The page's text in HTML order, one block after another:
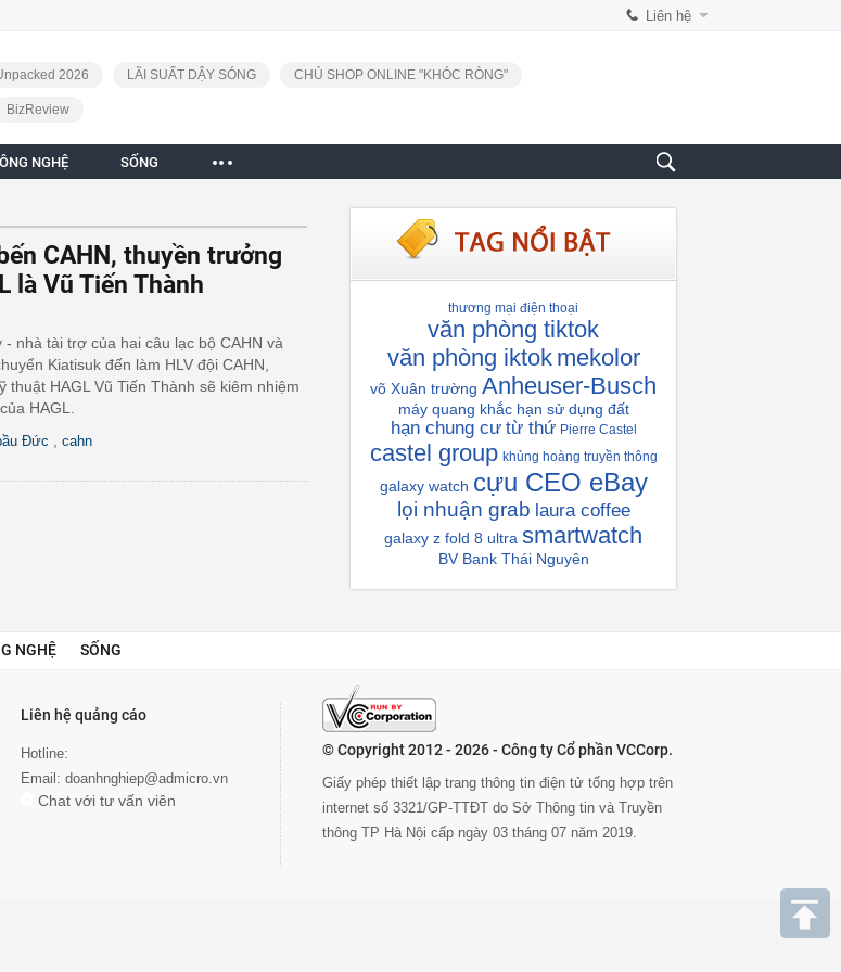
Liên hệ
2026 LÃI SUẤT DẬY SÓNG CHỦ SHOP ONLINE "KHÓC RÒNG"
BizReview
NGHỆ SỐNG
CAHN, thuyền trưởng
là Vũ Tiến Thành
nhà tài trợ của hai câu lạc bộ CAHN và
Kiatisuk đến làm HLV đội CAHN,
thuật HAGL Vũ Tiến Thành sẽ kiêm nhiệm
HAGL.
Đức cahn
thương mại điện thoại
văn phòng tiktok
văn phòng iktok mekolor
võ Xuân trường Anheuser-Busch
máy quang khắc hạn sử dụng đất
hạn chung cư từ thứ Pierre Castel
castel group khủng hoàng truyền thông
galaxy watch cựu CEO eBay
lọi nhuận grab laura coffee
galaxy z fold 8 ultra smartwatch
BV Bank Thái Nguyên
NGHỆ SỐNG
Liên hệ quảng cáo
Hotline:
Email: doanhnghiep@admicro.vn
Chat với tư vấn viên
© Copyright 2012 - 2026 - Công ty Cổ phần VCCorp.
Giấy phép thiết lập trang thông tin điện tử tổng hợp trên
internet số 3321/GP-TTĐT do Sở Thông tin và Truyền
thông TP Hà Nội cấp ngày 03 tháng 07 năm 2019.